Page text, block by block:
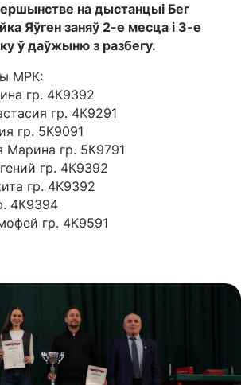
на дыстанцыі Бег
Яўген заняў 2-е месца і 3-е
ў даўжыню з разбегу.
МРК:
гр. 4К9392
гр. 4К9291
гр. 5К9091
Марина гр. 5К9791
гр. 4К9392
гр. 4К9392
4К9394
гр. 4К9591